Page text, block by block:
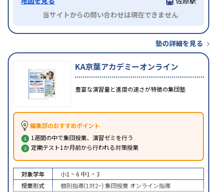
当サイトからの問い合わせは現在できません
塾の詳細を見る
KA京葉アカデミーオンライン
豊富な演習量と進度の速さが特徴の集団塾
編集部のおすすめポイント
1週間の中で集団授業、演習ゼミを行う
定期テスト1か月前から行われる対策授業
対象学年 小1 ~ 6 中1 ~ 3
授業形式
個別指導(1対2~) 集団授業 オンライン指導